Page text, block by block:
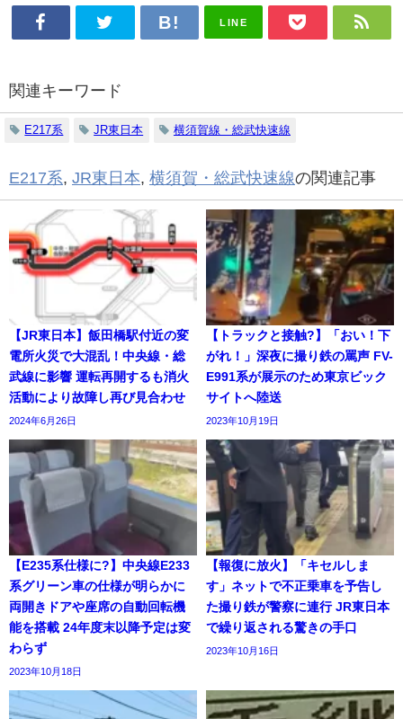
LINE
関連キーワード
E217系 JR東日本 横須賀線・総武快速線
E217系, JR東日本, 横須賀・総武快速線の関連記事
【JR東日本】飯田橋駅付近の変
電所火災で大混乱！中央線・総
武線に影響 運転再開するも消火
活動により故障し再び見合わせ
2024年6月26日
【トラックと接触?】「おい！下
がれ！」深夜に撮り鉄の罵声 FV-
E991系が展示のため東京ビック
サイトへ陸送
2023年10月19日
【E235系仕様に?】中央線E233
系グリーン車の仕様が明らかに
両開きドアや座席の自動回転機
能を搭載 24年度末以降予定は変
わらず
2023年10月18日
【報復に放火】「キセルしま
す」ネットで不正乗車を予告し
た撮り鉄が警察に連行 JR東日本
で繰り返される驚きの手口
2023年10月16日